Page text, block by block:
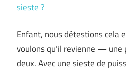
sieste ?
Enfant, nous détestions cela
voulons qu’il revienne —
deux. Avec une sieste de